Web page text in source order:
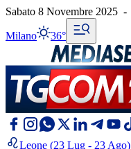
Sabato 8 Novembre 2025 -
Milano 36°
Leone (23 Lug - 23 Ago)